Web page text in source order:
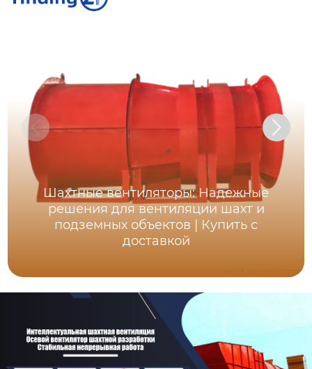
Шахтные вентиляторы: Надежные
решения для вентиляции шахт и
подземных объектов | Купить с
доставкой